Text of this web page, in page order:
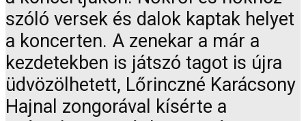
szóló versek és dalok kaptak helyet
a koncerten. A zenekar a már a
kezdetekben is játszó tagot is újra
üdvözölhetett, Lőrinczné Karácsony
Hajnal zongorával kísérte a